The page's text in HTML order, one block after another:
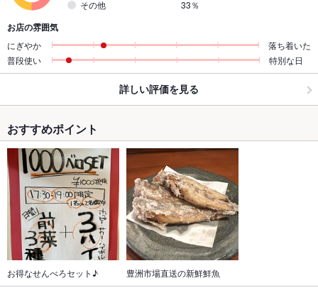
その他
33％
お店の雰囲気
にぎやか
落ち着いた
普段使い
特別な日
詳しい評価を見る
おすすめポイント
お得なせんべろセット♪ 豊洲市場直送の新鮮鮮魚